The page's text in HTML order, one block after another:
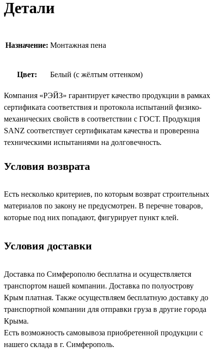
Детали
Назначение: Монтажная пена
Цвет: Белый (с жёлтым оттенком)
Компания «РЭЙЗ» гарантирует качество продукции в рамках
сертификата соответствия и протокола испытаний физико-
механических свойств в соответствии с ГОСТ. Продукция
SANZ соответствует сертификатам качества и проверенна
техническими испытаниями на долговечность.
Условия возврата
Есть несколько критериев, по которым возврат строительных
материалов по закону не предусмотрен. В перечне товаров,
которые под них попадают, фигурирует пункт клей.
Условия доставки
Доставка по Симферополю бесплатна и осуществляется
транспортом нашей компании. Доставка по полуострову
Крым платная. Также осуществляем бесплатную доставку до
транспортной компании для отправки груза в другие города
Крыма.
Есть возможность самовывоза приобретенной продукции с
нашего склада в г. Симферополь.